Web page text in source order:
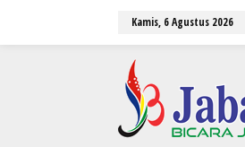
Kamis, 6 Agustus 2026